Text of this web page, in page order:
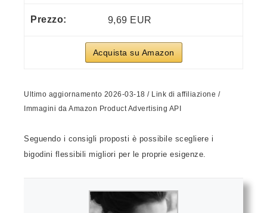
9,69 EUR
Acquista su Amazon
Ultimo aggiornamento 2026-03-18 / Link di affiliazione /
Immagini da Amazon Product Advertising API
Seguendo i consigli proposti è possibile scegliere i
bigodini flessibili migliori per le proprie esigenze.